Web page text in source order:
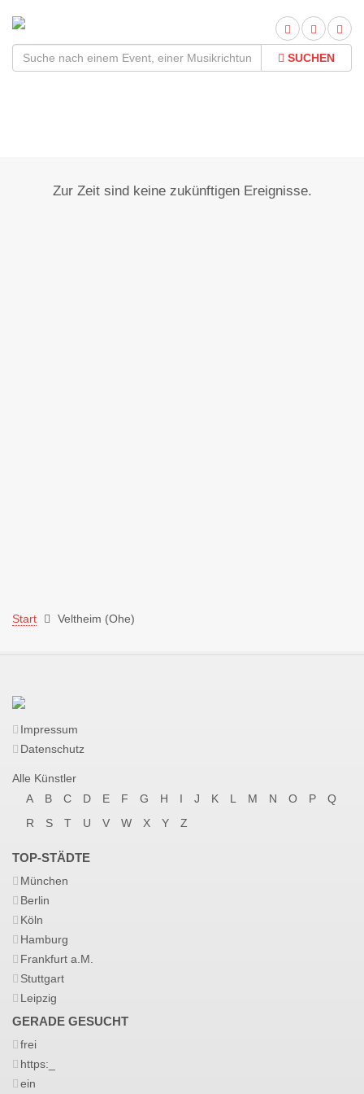
SUCHEN
Zur Zeit sind keine zukünftigen Ereignisse.
Start Veltheim (Ohe)
Impressum
Datenschutz
Alle Künstler
A
B C D E F G H I J K L M N O P
Q
R
S T U V W X Y Z
TOP-STÄDTE
München
Berlin
Köln
Hamburg
Frankfurt a.M.
Stuttgart
Leipzig
GERADE GESUCHT
frei
https:_
ein